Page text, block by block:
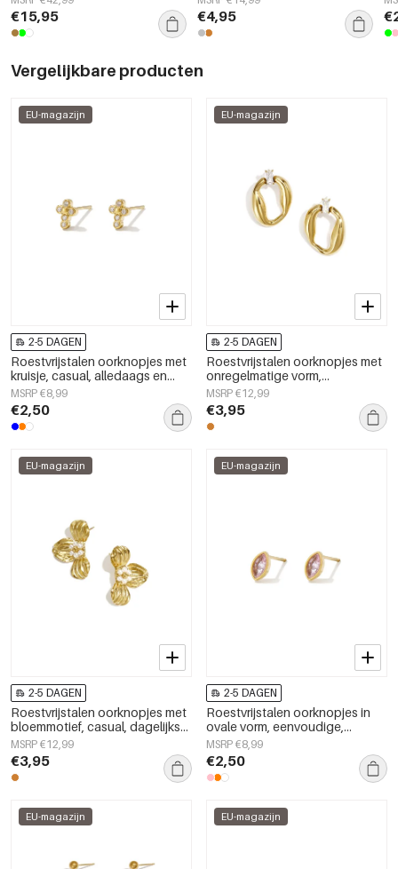
€15,95 €4,95
Vergelijkbare producten
EU-magazijn
2-5 DAGEN
Roestvrijstalen oorknopjes met
kruisje, casual, alledaags en
eenvoudig, dames sieraden
MSRP €8,99
€2,50
EU-magazijn
2-5 DAGEN
Roestvrijstalen oorknopjes met
onregelmatige vorm,
eenvoudige, alledaagse serie,
dames sieraden
MSRP €12,99
€3,95
EU-magazijn
2-5 DAGEN
Roestvrijstalen oorknopjes met
bloemmotief, casual, dagelijks
en romantisch, damessieraden
MSRP €12,99
€3,95
EU-magazijn
2-5 DAGEN
Roestvrijstalen oorknopjes in
ovale vorm, eenvoudige,
alledaagse serie,
damessieraden
MSRP €8,99
€2,50
EU-magazijn EU-magazijn